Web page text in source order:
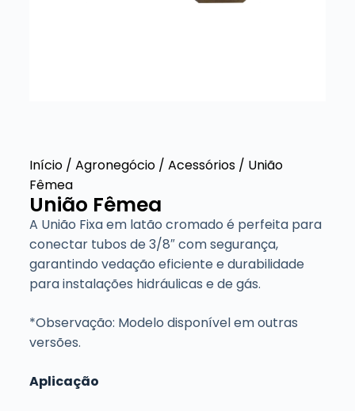
Início/ Agronegócio/ Acessórios/ União
Fêmea
União Fêmea
A União Fixa em latão cromado é perfeita para
conectar tubos de 3/8″ com segurança,
garantindo vedação eficiente e durabilidade
para instalações hidráulicas e de gás.
*Observação: Modelo disponível em outras
versões.
Aplicação